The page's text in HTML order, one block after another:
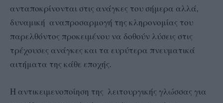
ανταποκρίνονται στις ανάγκες του σήμερα αλλά,
δυναμική αναπροσαρμογή της κληρονομίας του
παρελθόντος προκειμένου να δοθούν λύσεις στις
τρέχουσες ανάγκες και τα ευρύτερα πνευματικά
αιτήματα της κάθε εποχής.
Η αντικειμενοποίηση της λειτουργικής γλώσσας για